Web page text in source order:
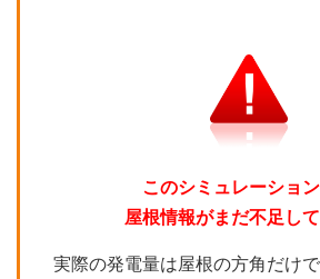
このシミュレーショ
屋根情報がまだ不足し
実際の発電量は屋根の方角だけ